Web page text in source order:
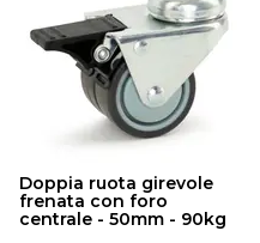
Doppia ruota girevole
frenata con foro
centrale - 50mm - 90kg